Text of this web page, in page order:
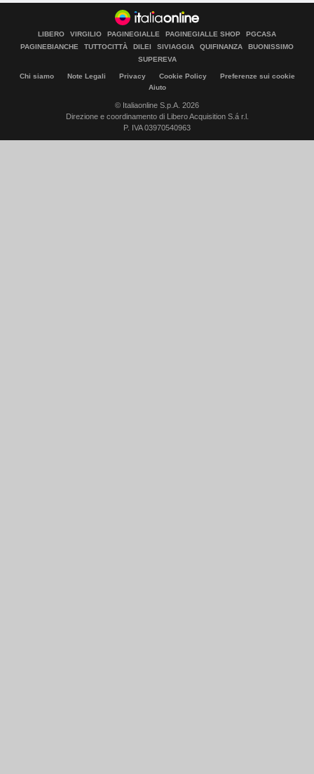
LIBERO VIRGILIO PAGINEGIALLE PAGINEGIALLE SHOP
PGCASA
PAGINEBIANCHE
TUTTOCITTÀ DILEI SIVIAGGIA QUIFINANZA
BUONISSIMO
SUPEREVA
Chi siamo Note Legali Privacy Cookie Policy
Preferenze sui cookie
Aiuto
© Italiaonline S.p.A. 2026
Direzione e coordinamento di Libero Acquisition S.á r.l.
P. IVA 03970540963